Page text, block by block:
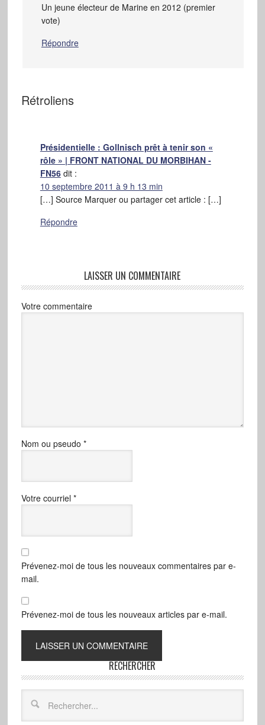
Un jeune électeur de Marine en 2012 (premier
vote)
Répondre
Rétroliens
Présidentielle : Gollnisch prêt à tenir son «
rôle » | FRONT NATIONAL DU MORBIHAN -
FN56 dit :
10 septembre 2011 à 9 h 13 min
[…] Source Marquer ou partager cet article : […]
Répondre
LAISSER UN COMMENTAIRE
Votre commentaire
Nom ou pseudo *
Votre courriel *
Prévenez-moi de tous les nouveaux commentaires par e-
mail.
Prévenez-moi de tous les nouveaux articles par e-mail.
RECHERCHER